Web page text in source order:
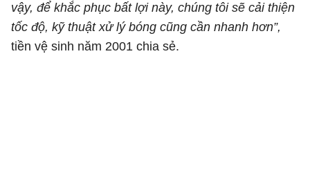
vậy, để khắc phục bất lợi này, chúng tôi sẽ cải thiện
tốc độ, kỹ thuật xử lý bóng cũng cần nhanh hơn”,
tiền vệ sinh năm 2001 chia sẻ.